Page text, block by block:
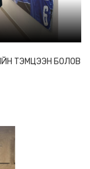
ТЭМЦЭЭН БОЛОВ